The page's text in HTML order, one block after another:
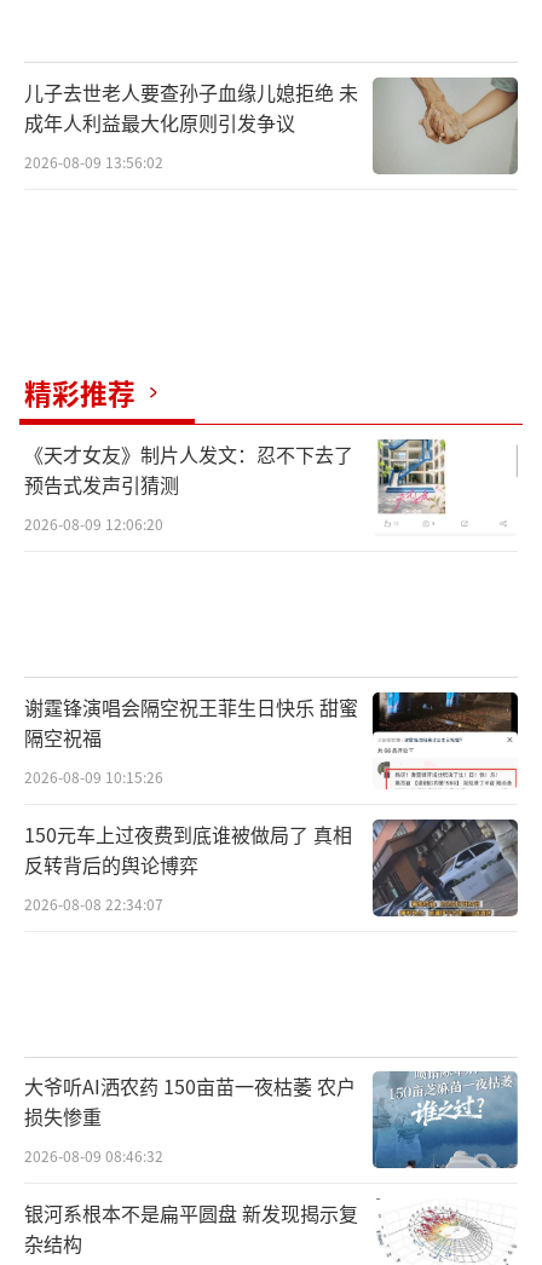
儿子去世老人要查孙子血缘儿媳拒绝 未
成年人利益最大化原则引发争议
2026-08-09 13:56:02
精彩推荐
《天才女友》制片人发文：忍不下去了
预告式发声引猜测
2026-08-09 12:06:20
谢霆锋演唱会隔空祝王菲生日快乐 甜蜜
隔空祝福
2026-08-09 10:15:26
150元车上过夜费到底谁被做局了 真相
反转背后的舆论博弈
2026-08-08 22:34:07
大爷听AI洒农药 150亩苗一夜枯萎 农户
损失惨重
2026-08-09 08:46:32
银河系根本不是扁平圆盘 新发现揭示复
杂结构